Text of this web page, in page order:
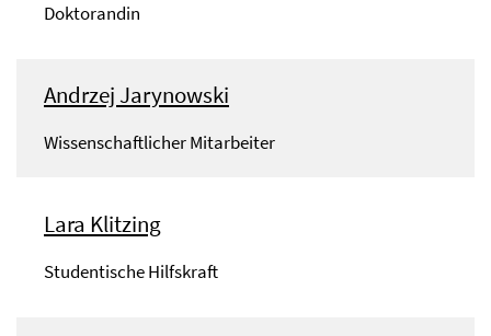
Doktorandin
Andrzej Jarynowski
Wissenschaftlicher Mitarbeiter
Lara Klitzing
Studentische Hilfskraft